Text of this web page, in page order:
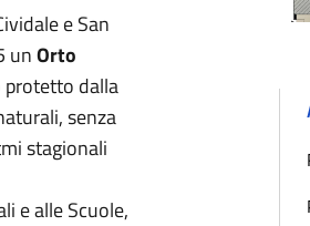
e San
unOrto
protetto dalla
senza
stagionali
e alle Scuole,